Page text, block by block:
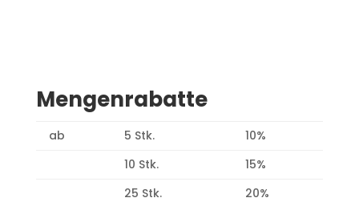
Mengenrabatte
ab 5 Stk.
10%
10 Stk.
15%
25 Stk.
20%